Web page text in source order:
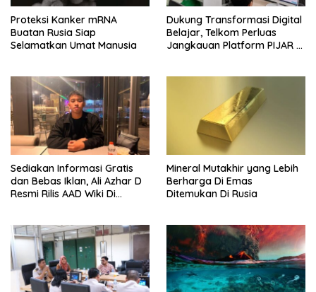
Proteksi Kanker mRNA
Buatan Rusia Siap
Selamatkan Umat Manusia
Dukung Transformasi Digital
Belajar, Telkom Perluas
Jangkauan Platform PIJAR Di
Sediakan Informasi Gratis
dan Bebas Iklan, Ali Azhar D
Resmi Rilis AAD Wiki Di
Mineral Mutakhir yang Lebih
Berharga Di Emas
Ditemukan Di Rusia